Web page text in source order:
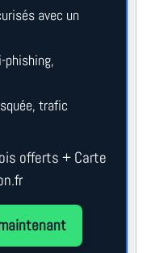
avec un
phishing,
trafic
offerts + Carte